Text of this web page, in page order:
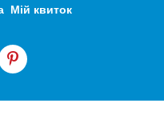
Мій квиток